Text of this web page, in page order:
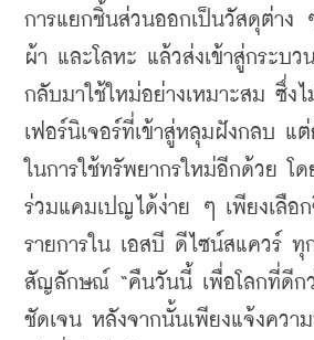
การแยกชิ้นส่วนออกเป็นวัสดุต่าง
ผ้า และโลหะ แล้วส่งเข้าสู่กระบว
กลับมาใช้ใหม่อย่างเหมาะสม ซึ่ง
เฟอร์นิเจอร์ที่เข้าสู่หลุมฝังกลบ แ
ในการใช้ทรัพยากรใหม่อีกด้วย โด
ร่วมแคมเปญได้ง่าย ๆ เพียงเลือ
รายการใน เอสบี ดีไซน์สแควร์ ทุ
สัญลักษณ์ “คืนวันนี้ เพื่อโลกที่ดีกว่
ชัดเจน หลังจากนั้นเพียงแจ้งควา